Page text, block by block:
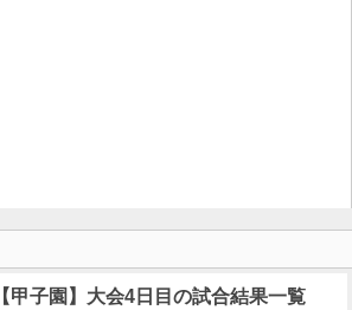
【甲子園】大会4日目の試合結果一覧